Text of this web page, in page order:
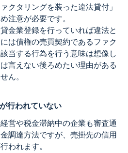
クタリングを装った違法貸付」
注意が必要です。
金業登録を行っていれば違法と
は債権の売買契約であるファク
当する行為を行う意味は想像し
言えない後ろめたい理由がある
ん。
行われていない
営や税金滞納中の企業も審査通
調達方法ですが、売掛先の信用
われます。